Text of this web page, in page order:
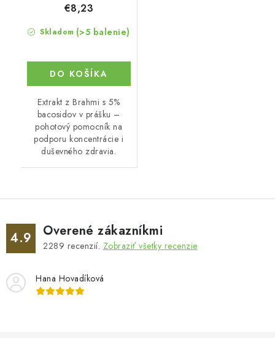
Skladom (>5 balenie)
€8,23
DO KOŠÍKA
Extrakt z Brahmi s 5%
bacosidov v prášku –
pohotový pomocník na
podporu koncentrácie i
duševného zdravia.
4.9 Overené zákazníkmi
2289 recenzií. Zobraziť všetky recenzie
Hana Hovadíková